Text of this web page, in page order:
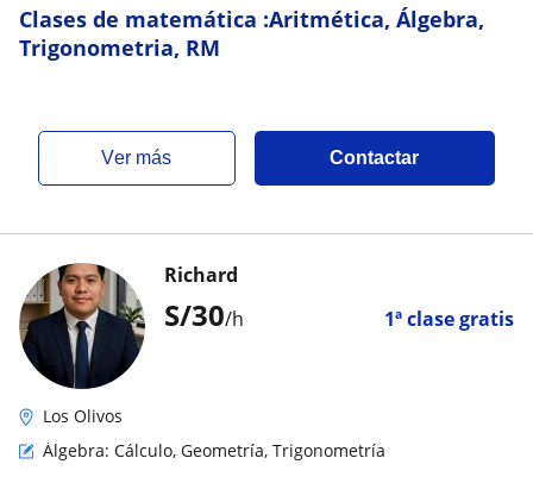
Clases de matemática :Aritmética, Álgebra,
Trigonometria, RM
ver más Contactar
S/30/h 1ª clase gratis
Richard
Los Olivos
Álgebra: Cálculo, Geometría, Trigonometría